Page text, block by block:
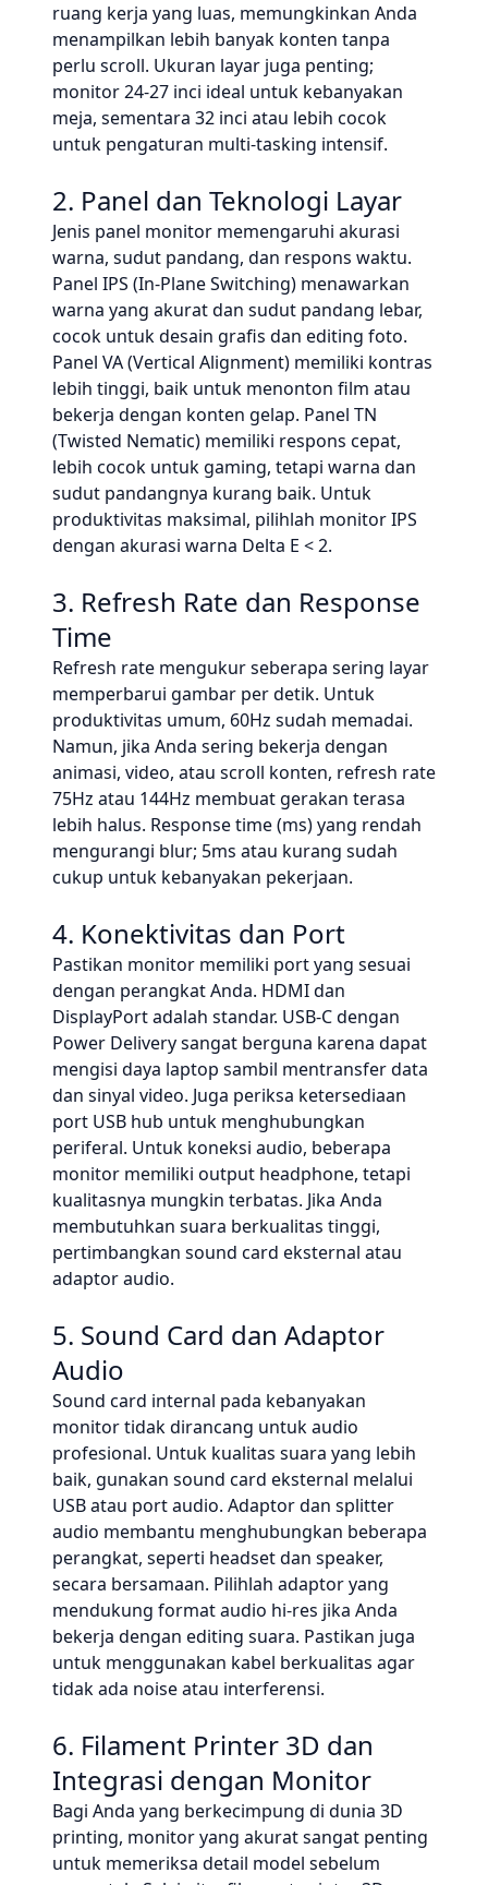
ruang kerja yang luas, memungkinkan Anda
menampilkan lebih banyak konten tanpa
perlu scroll. Ukuran layar juga penting;
monitor 24-27 inci ideal untuk kebanyakan
meja, sementara 32 inci atau lebih cocok
untuk pengaturan multi-tasking intensif.
2. Panel dan Teknologi Layar
Jenis panel monitor memengaruhi akurasi
warna, sudut pandang, dan respons waktu.
Panel IPS (In-Plane Switching) menawarkan
warna yang akurat dan sudut pandang lebar,
cocok untuk desain grafis dan editing foto.
Panel VA (Vertical Alignment) memiliki kontras
lebih tinggi, baik untuk menonton film atau
bekerja dengan konten gelap. Panel TN
(Twisted Nematic) memiliki respons cepat,
lebih cocok untuk gaming, tetapi warna dan
sudut pandangnya kurang baik. Untuk
produktivitas maksimal, pilihlah monitor IPS
dengan akurasi warna Delta E < 2.
3. Refresh Rate dan Response
Time
Refresh rate mengukur seberapa sering layar
memperbarui gambar per detik. Untuk
produktivitas umum, 60Hz sudah memadai.
Namun, jika Anda sering bekerja dengan
animasi, video, atau scroll konten, refresh rate
75Hz atau 144Hz membuat gerakan terasa
lebih halus. Response time (ms) yang rendah
mengurangi blur; 5ms atau kurang sudah
cukup untuk kebanyakan pekerjaan.
4. Konektivitas dan Port
Pastikan monitor memiliki port yang sesuai
dengan perangkat Anda. HDMI dan
DisplayPort adalah standar. USB-C dengan
Power Delivery sangat berguna karena dapat
mengisi daya laptop sambil mentransfer data
dan sinyal video. Juga periksa ketersediaan
port USB hub untuk menghubungkan
periferal. Untuk koneksi audio, beberapa
monitor memiliki output headphone, tetapi
kualitasnya mungkin terbatas. Jika Anda
membutuhkan suara berkualitas tinggi,
pertimbangkan sound card eksternal atau
adaptor audio.
5. Sound Card dan Adaptor
Audio
Sound card internal pada kebanyakan
monitor tidak dirancang untuk audio
profesional. Untuk kualitas suara yang lebih
baik, gunakan sound card eksternal melalui
USB atau port audio. Adaptor dan splitter
audio membantu menghubungkan beberapa
perangkat, seperti headset dan speaker,
secara bersamaan. Pilihlah adaptor yang
mendukung format audio hi-res jika Anda
bekerja dengan editing suara. Pastikan juga
untuk menggunakan kabel berkualitas agar
tidak ada noise atau interferensi.
6. Filament Printer 3D dan
Integrasi dengan Monitor
Bagi Anda yang berkecimpung di dunia 3D
printing, monitor yang akurat sangat penting
untuk memeriksa detail model sebelum